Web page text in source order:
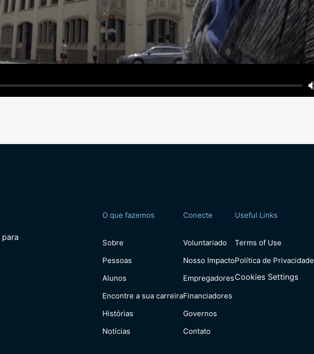
O que fazemos
Sobre
Pessoas
Alunos
Encontre a sua carreira
Histórias
Notícias
Conecte
Voluntariado
Nosso Impacto
Empregadores
Financiadores
Governos
Contato
Useful Links
Terms of Use
Política de Privacidade
Cookies Settings